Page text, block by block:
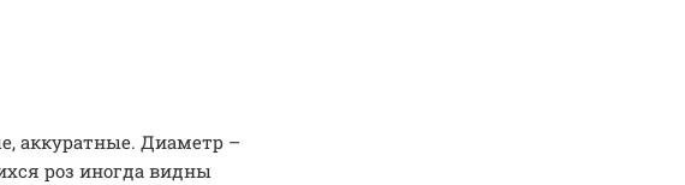
аккуратные. Диаметр –
роз иногда видны